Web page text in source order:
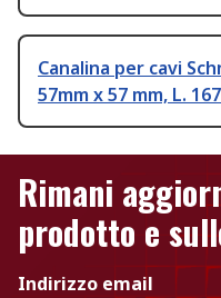
Canalina per cavi
57mm x 57 mm, L.
Rimani
prodotto e
Indirizzo email